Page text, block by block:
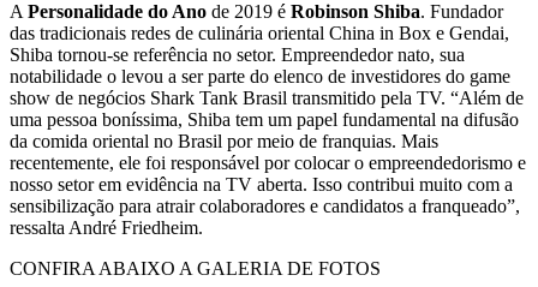
A Personalidade do Ano de 2019 é Robinson Shiba. Fundador
das tradicionais redes de culinária oriental China in Box e Gendai,
Shiba tornou-se referência no setor. Empreendedor nato, sua
notabilidade o levou a ser parte do elenco de investidores do game
show de negócios Shark Tank Brasil transmitido pela TV. “Além de
uma pessoa boníssima, Shiba tem um papel fundamental na difusão
da comida oriental no Brasil por meio de franquias. Mais
recentemente, ele foi responsável por colocar o empreendedorismo e
nosso setor em evidência na TV aberta. Isso contribui muito com a
sensibilização para atrair colaboradores e candidatos a franqueado”,
ressalta André Friedheim.
CONFIRA ABAIXO A GALERIA DE FOTOS